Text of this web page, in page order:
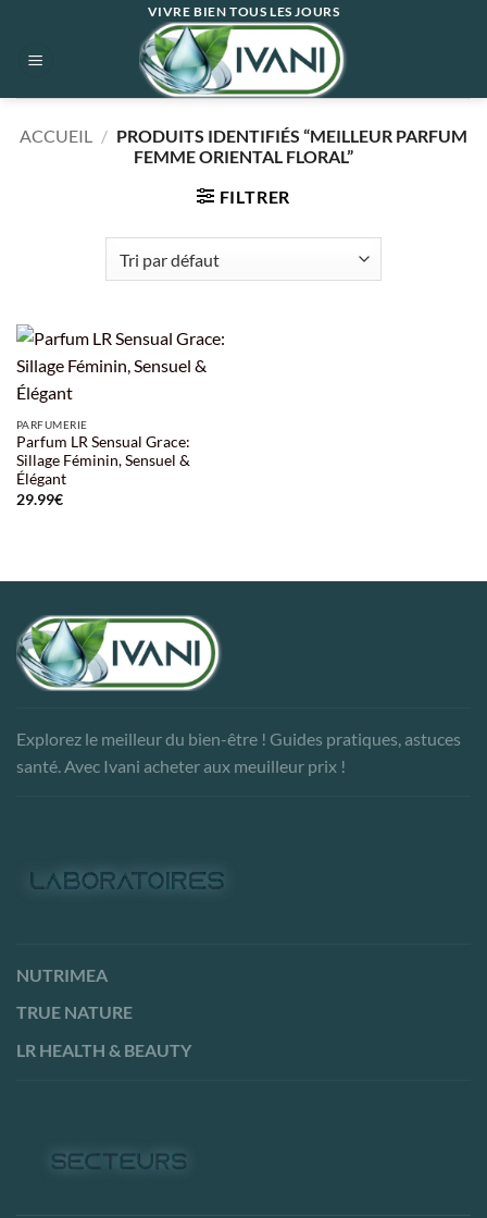
contenu
VIVRE BIEN TOUS LES JOURS
ACCUEIL / PRODUITS IDENTIFIÉS “MEILLEUR PARFUM
FEMME ORIENTAL FLORAL”
FILTRER
PARFUMERIE
Parfum LR Sensual Grace:
Sillage Féminin, Sensuel &
Élégant
29.99€
Explorez le meilleur du bien-être ! Guides pratiques, astuces
santé. Avec Ivani acheter aux meuilleur prix !
NUTRIMEA
TRUE NATURE
LR HEALTH & BEAUTY